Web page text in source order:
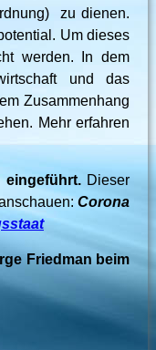
zu dienen.
Um dieses
werden. In dem
und das
Zusammenhang
Mehr erfahren
eingeführt.Dieser
Corona
Friedman beim